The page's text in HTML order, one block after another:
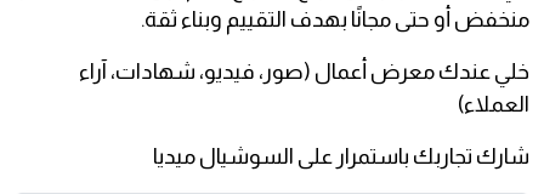
منخفض أو حتى مجانًا بهدف التقييم وبناء ثقة.
خلي عندك معرض أعمال (صور، فيديو، شهادات، آراء
العملاء)
شارك تجاربك باستمرار على السوشيال ميديا